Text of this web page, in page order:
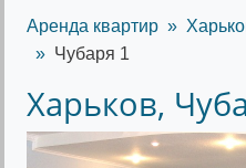
Аренда квартир
Чубаря 1
Харьков,